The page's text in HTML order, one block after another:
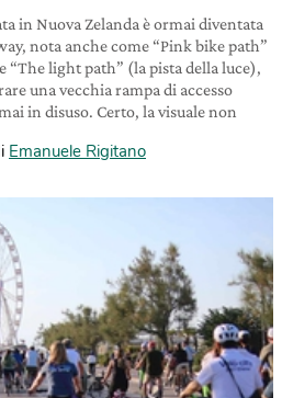
in Nuova Zelanda è ormai diventata
nota anche come “Pink bike path”
“The light path” (la pista della luce),
una vecchia rampa di accesso
in disuso. Certo, la visuale non
Emanuele Rigitano